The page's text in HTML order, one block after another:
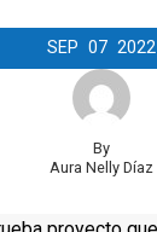
SEP 07 2022
By
Aura Nelly Díaz